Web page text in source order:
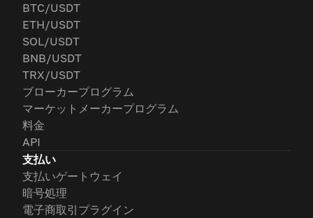
BTC/USDT
ETH/USDT
SOL/USDT
BNB/USDT
TRX/USDT
ブローカープログラム
マーケットメーカープログラム
料金
API
支払い
支払いゲートウェイ
暗号処理
電子商取引プラグイン